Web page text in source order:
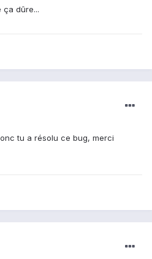
ça dûre...
tu a résolu ce bug, merci